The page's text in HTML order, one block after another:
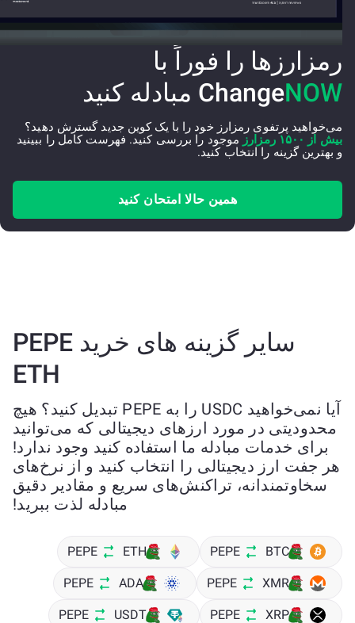
رمزارزها را فوراً با
ChangeNOW مبادله کنید
می‌خواهید پرتفوی رمزارز خود را با یک کوین جدید گسترش دهید؟
بیش از ۱۵۰۰ رمزارز
موجود را بررسی کنید. فهرست کامل را ببینید
و بهترین گزینه را انتخاب کنید.
همین حالا امتحان کنید
سایر گزینه های خرید PEPE
ETH
آیا نمی‌خواهید USDC را به PEPE تبدیل کنید؟ هیچ
محدودیتی در مورد ارزهای دیجیتالی که می‌توانید
برای خدمات مبادله ما استفاده کنید وجود ندارد!
هر جفت ارز دیجیتالی را انتخاب کنید و از نرخ‌های
سخاوتمندانه، تراکنش‌های سریع و مقادیر دقیق
مبادله لذت ببرید!
BTC
PEPE
ETH
PEPE
XMR
PEPE
ADA
PEPE
XRP
PEPE
USDT
PEPE